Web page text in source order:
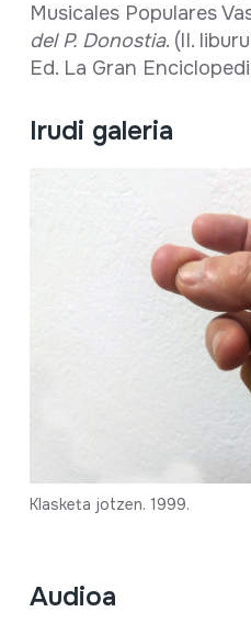
Musicales Populares
del P. Donostia. (II.
Ed. La Gran
Irudi galeria
Klasketa jotzen. 1999.
Audioa